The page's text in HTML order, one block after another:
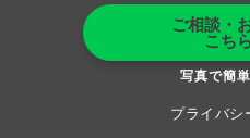
ご相談・
こちら
写真で簡
プライバシ